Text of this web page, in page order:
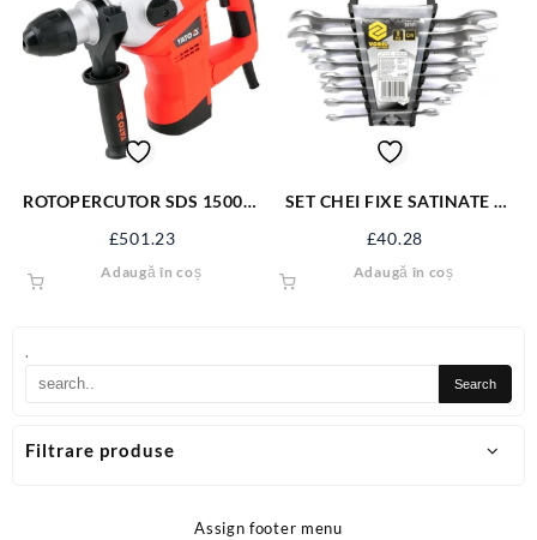
.
Filtrare produse
ROTOPERCUTOR SDS 1500W
£501.23
Adaugă în coș
SET CHEI FIXE SATINATE 8
£40.28
Adaugă în coș
Assign footer menu